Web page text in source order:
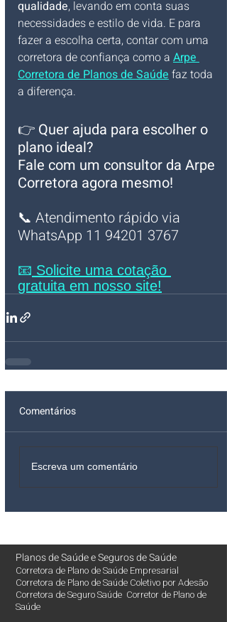
qualidade, levando em conta suas
necessidades e estilo de vida. E para
fazer a escolha certa, contar com uma
corretora de confiança como a Arpe
Corretora de Planos de Saúde faz toda
a diferença.
👉 Quer ajuda para escolher o
plano ideal?
Fale com um consultor da Arpe
Corretora agora mesmo!
📞 Atendimento rápido via
WhatsApp 11 94201 3767
📧 Solicite uma cotação
gratuita em nosso site!
Comentários
Escreva um comentário
Planos de SaúdeeSeguros de Saúde
Corretora de Plano de Saúde Empresarial
Corretora de Plano de Saúde Coletivo por Adesão
Corretora de Seguro Saúde Corretor de Plano de
Saúde